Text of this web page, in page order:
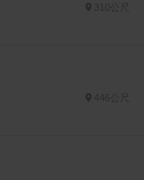
446公尺